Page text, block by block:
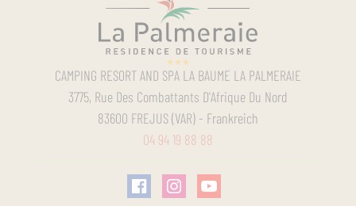
CAMPING RESORT AND SPA LA BAUME LA PALMERAIE
3775, Rue Des Combattants D'Afrique Du Nord
83600 FREJUS (VAR)- Frankreich
04 94 19 88 88